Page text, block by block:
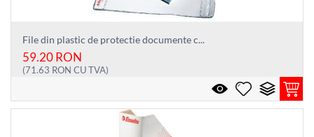
File din plastic de protectie documente c...
59.20RON
(71.63 RON CU TVA)